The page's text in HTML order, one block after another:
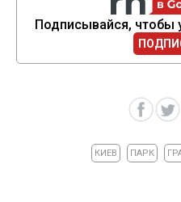
Подписывайся, чтобы
КИЕВ ПАРК